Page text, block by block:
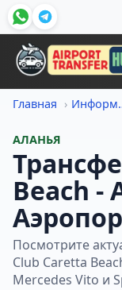
Главная
АЛАНЬЯ
Beach -
Посмотрите
Club Caretta
Mercedes Vito и